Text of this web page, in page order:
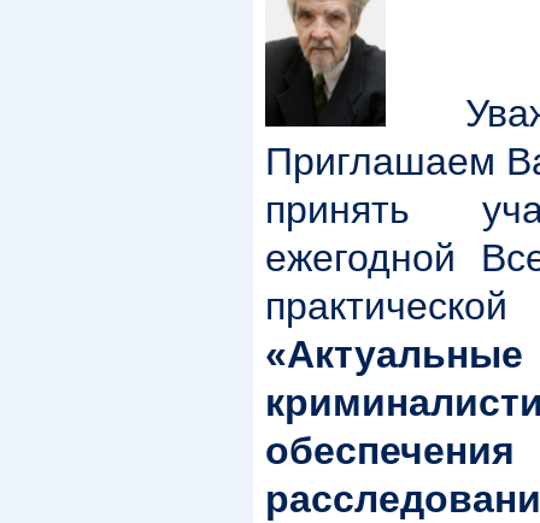
Приглашаем
принять
ежегодной